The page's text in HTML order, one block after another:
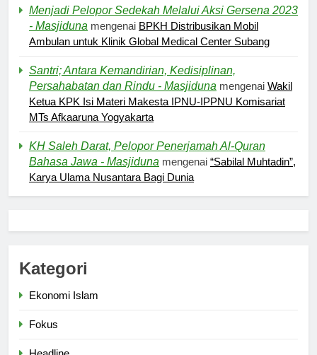
Menjadi Pelopor Sedekah Melalui Aksi Gersena 2023
- Masjiduna mengenai BPKH Distribusikan Mobil
Ambulan untuk Klinik Global Medical Center Subang
Santri; Antara Kemandirian, Kedisiplinan,
Persahabatan dan Rindu - Masjiduna mengenai Wakil
Ketua KPK Isi Materi Makesta IPNU-IPPNU Komisariat
MTs Afkaaruna Yogyakarta
KH Saleh Darat, Pelopor Penerjamah Al-Quran
Bahasa Jawa - Masjiduna mengenai “Sabilal Muhtadin”,
Karya Ulama Nusantara Bagi Dunia
Kategori
Ekonomi Islam
Fokus
6